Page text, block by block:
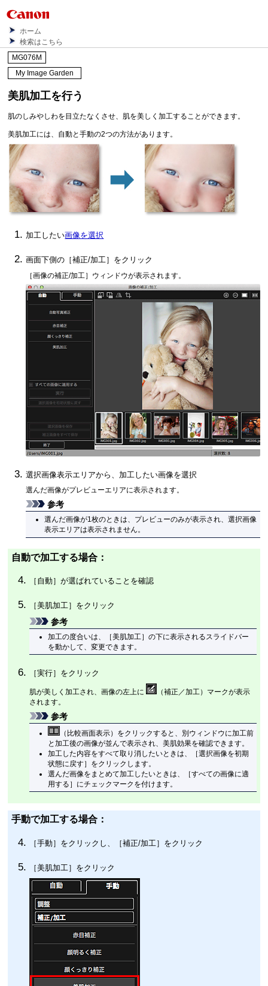
ホーム
検索はこちら
MG076M
My Image Garden
美肌加工を行う
肌のしみやしわを目立たなくさせ、肌を美しく加工することができます。
美肌加工には、自動と手動の2つの方法があります。
加工したい画像を選択
画面下側の［補正/加工 ］をクリック
［画像の補正/加工 ］ウィンドウが表示されます。
選択画像表示エリアから、加工したい画像を選択
選んだ画像がプレビューエリアに表示されます。
参考
選んだ画像が1枚のときは、プレビューのみが表示され、選択画像
表示エリアは表示されません。
自動で加工する場合：
［ 自動］が選ばれていることを確認
［美肌加工］をクリック
参考
加工の度合いは、［美肌加工 ］の下に表示されるスライドバー
を動かして、変更できます。
［実行］をクリック
肌が美しく加工され、画像の左上に
（補正／加工）マークが表示
されます。
参考
（比較画面表示）をクリックすると、別ウィンドウに加工前
と加工後の画像が並んで表示され、美肌効果を確認できます。
加工した内容をすべて取り消したいときは、［選択画像を初期
状態に戻す］をクリックします。
選んだ画像をまとめて加工したいときは、［すべての画像に適
用する ］にチェックマークを付けます。
手動で加工する場合：
［手動］をクリックし、［補正/加工］をクリック
［美肌加工］をクリック